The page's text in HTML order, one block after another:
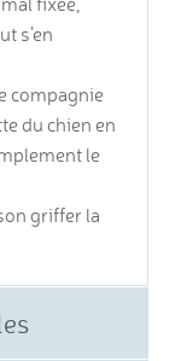
s’en
compagnie
du chien en
le
griffer la